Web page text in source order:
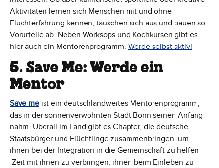
Aktivitäten lernen sich Menschen mit und ohne
Fluchterfahrung kennen, tauschen sich aus und bauen so
Vorurteile ab. Neben Worksops und Kochkursen gibt es
hier auch ein Mentorenprogramm. Werde selbst aktiv!
5. Save Me: Werde ein
Mentor
Save me ist ein deutschlandweites Mentorenprogramm,
das in der sonnenverwöhnten Stadt Bonn seinen Anfang
nahm. Überall im Land gibt es Chapter, die deutsche
Staatsbürger und Flüchtlinge zusammenbringen, um
ihnen bei der Integration in die Gemeinschaft zu helfen –
Zeit mit ihnen zu verbringen, ihnen beim Einleben zu